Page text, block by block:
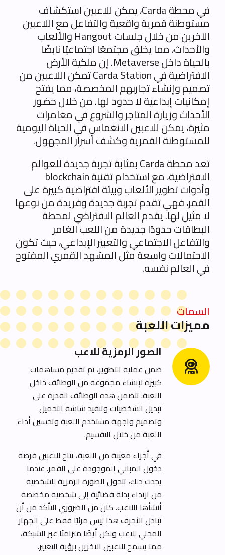
في محطة Carda، يمكن للاعبين استكشاف
مستوطنة قمرية واقعية والتفاعل مع اللاعبين
الآخرين من خلال جلسات Hangout والألعاب
والأحداث، مما يخلق مجتمعًا اجتماعيًا نابضًا
بالحياة داخل Metaverse. إن ملكية الأرض
الافتراضية في Carda Station تمكن اللاعبين من
تصميم وإنشاء تجاربهم المخصصة، مما يفتح
إمكانيات إبداعية لا حدود لها. من خلال حضور
الأحداث وزيارة المتاجر والشروع في مغامرات
مثيرة، يمكن للاعبين الانغماس في الحياة اليومية
للمستوطنة القمرية وكشف أسرار المجهول.
تعد محطة Carda بمثابة تجربة جديدة للعوالم
الافتراضية، مع استخدام تقنية blockchain
وأدوات تطوير الألعاب وبيئة افتراضية كبيرة على
القمر، فهي تقدم تجربة جديدة وفريدة من نوعها
لا مثيل لها. يقدم العالم الافتراضي لمحطة
البطاقات حدودًا جديدة من اللعب الغامر
والتفاعل الاجتماعي والتعبير الإبداعي، حيث تكون
الاحتمالات واسعة مثل المشهد القمري المفتوح
في العالم نفسه.
السمات
مميزات اللعبة
الصور الرمزية للاعب
ضمن عملية التطوير، تم تقديم مساهمات
كبيرة لإنشاء مجموعة من الوظائف داخل
اللعبة.تتضمن هذه الوظائف القدرة على
تبديل الشخصيات وتنفيذ شاشة التحميل
وتصميم واجهة مستخدم اللعبة وتحسين أداء
اللعبة من خلال التقسيم.
في أجزاء معينة من اللعبة، تتاح للاعبين فرصة
دخول المباني الموجودة على القمر. عندما
يحدث ذلك، تتحول الصورة الرمزية للشخصية
من ارتداء بدلة فضائية إلى شخصية مخصصة
أنشأها اللاعب. كان من الضروري التأكد من أن
تبادل الأحرف هذا ليس مرئيًا فقط على الجهاز
المحلي للاعب ولكن أيضًا متزامنًا عبر الشبكة،
مما يسمح للاعبين الآخرين برؤية التغيير.